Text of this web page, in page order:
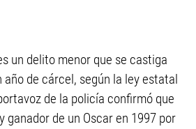
un delito menor que se castiga
año de cárcel, según la ley estatal
de la policía confirmó que
ganador de un Oscar en 1997 por